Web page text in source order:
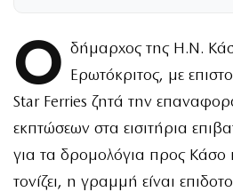
Ο δήμαρχος της Η.Ν.
Ερωτόκριτος, με
Star Ferries ζητά την
εκπτώσεων στα εισιτήρια
για τα δρομολόγια προς
τονίζει, η γραμμή είναι